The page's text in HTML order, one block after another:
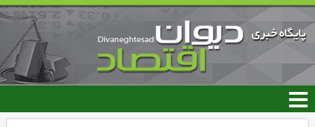
رفتن
محتوای
اصلی